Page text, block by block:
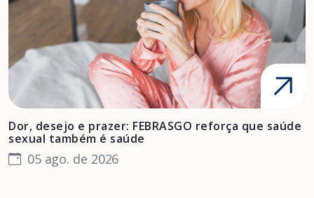
Dor, desejo e prazer: FEBRASGO reforça que saúde
sexual também é saúde
05 ago. de 2026